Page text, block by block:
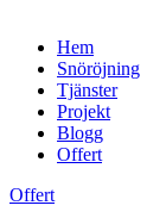
Hem
Snöröjning
Tjänster
Projekt
Blogg
Offert
Offert